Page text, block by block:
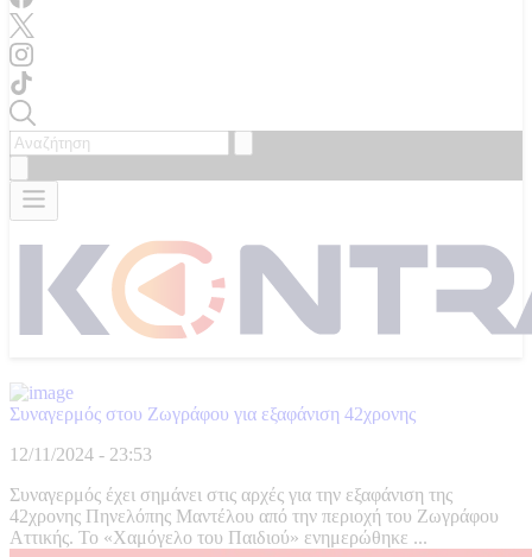
Συναγερμός στου Ζωγράφου για εξαφάνιση 42χρονης
12/11/2024 - 23:53
Συναγερμός έχει σημάνει στις αρχές για την εξαφάνιση της
42χρονης Πηνελόπης Μαντέλου από την περιοχή του Ζωγράφου
Αττικής. Το «Χαμόγελο του Παιδιού» ενημερώθηκε ...